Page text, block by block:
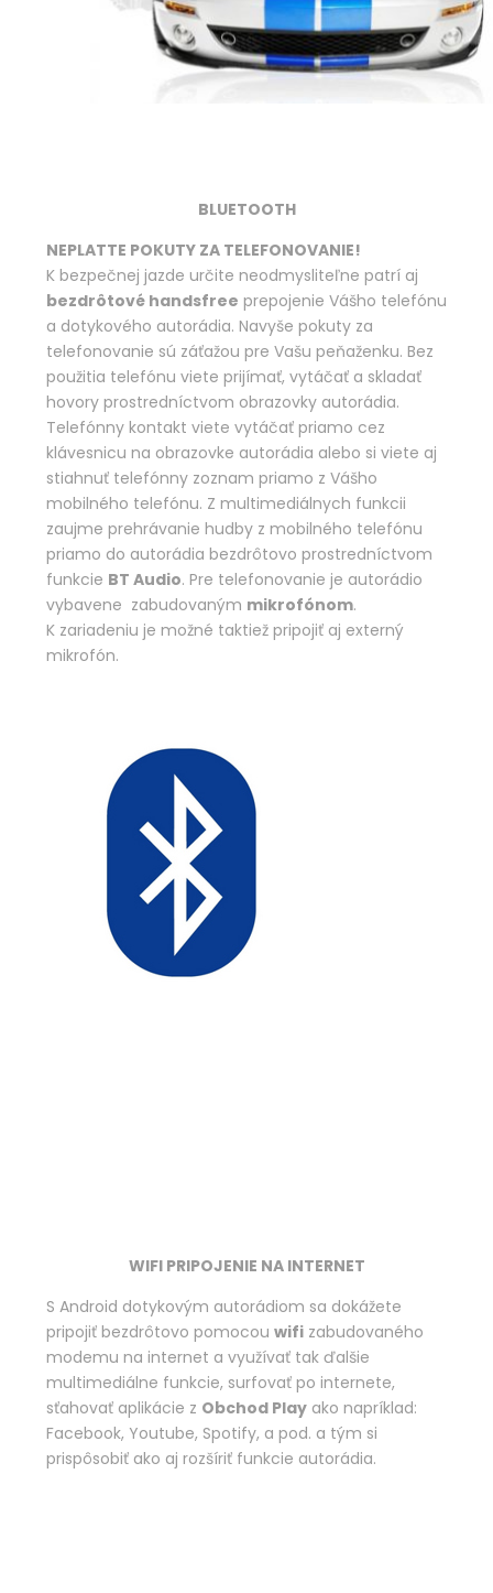
BLUETOOTH
NEPLATTE POKUTY ZA TELEFONOVANIE!
K bezpečnej jazde určite neodmysliteľne patrí aj
bezdrôtové handsfree prepojenie Vášho telefónu
a dotykového autorádia. Navyše pokuty za
telefonovanie sú záťažou pre Vašu peňaženku. Bez
použitia telefónu viete prijímať, vytáčať a skladať
hovory prostredníctvom obrazovky autorádia.
Telefónny kontakt viete vytáčať priamo cez
klávesnicu na obrazovke autorádia alebo si viete aj
stiahnuť telefónny zoznam priamo z Vášho
mobilného telefónu. Z multimediálnych funkcii
zaujme prehrávanie hudby z mobilného telefónu
priamo do autorádia bezdrôtovo prostredníctvom
funkcie BT Audio. Pre telefonovanie je autorádio
vybavene zabudovaným mikrofónom.
K zariadeniu je možné taktiež pripojiť aj externý
mikrofón.
WIFI PRIPOJENIE NA INTERNET
S Android dotykovým autorádiom sa dokážete
pripojiť bezdrôtovo pomocou wifi zabudovaného
modemu na internet a využívať tak ďalšie
multimediálne funkcie, surfovať po internete,
sťahovať aplikácie z Obchod Play ako napríklad:
Facebook, Youtube, Spotify, a pod. a tým si
prispôsobiť ako aj rozšíriť funkcie autorádia.